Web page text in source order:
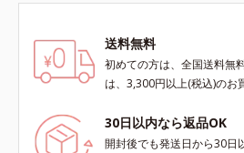
送料無料
初めての方は、全国送料無
は、3,300円以上(税込)のお
30日以内なら返品OK
開封後でも発送日から30日